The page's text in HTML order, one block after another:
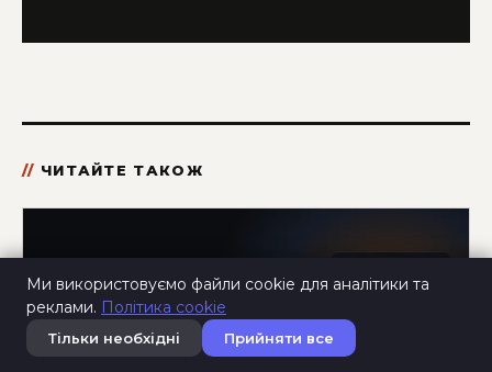
ЧИТАЙТЕ ТАКОЖ
Ми використовуємо файли cookie для аналітики та
реклами. Політика cookie
Тільки необхідні Прийняти все